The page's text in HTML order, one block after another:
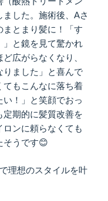
ました。施術後、Aさ
まとまり髪に！「す
と鏡を見て驚かれ
広がらなくなり、
りました」と喜んで
てもこんなに落ち着
い！」と笑顔でおっ
定期的に髪質改善を
ンに頼らなくても
そうです😊
理想のスタイルを叶